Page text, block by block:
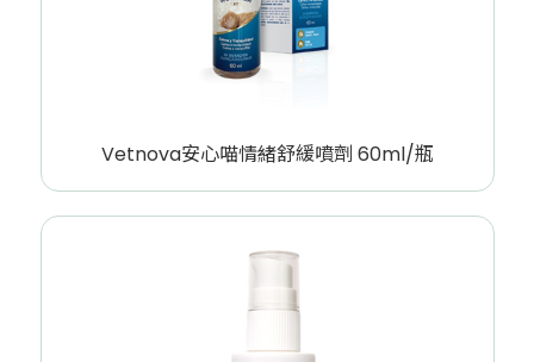
Vetnova安心喵情緒舒緩噴劑 60ml/瓶